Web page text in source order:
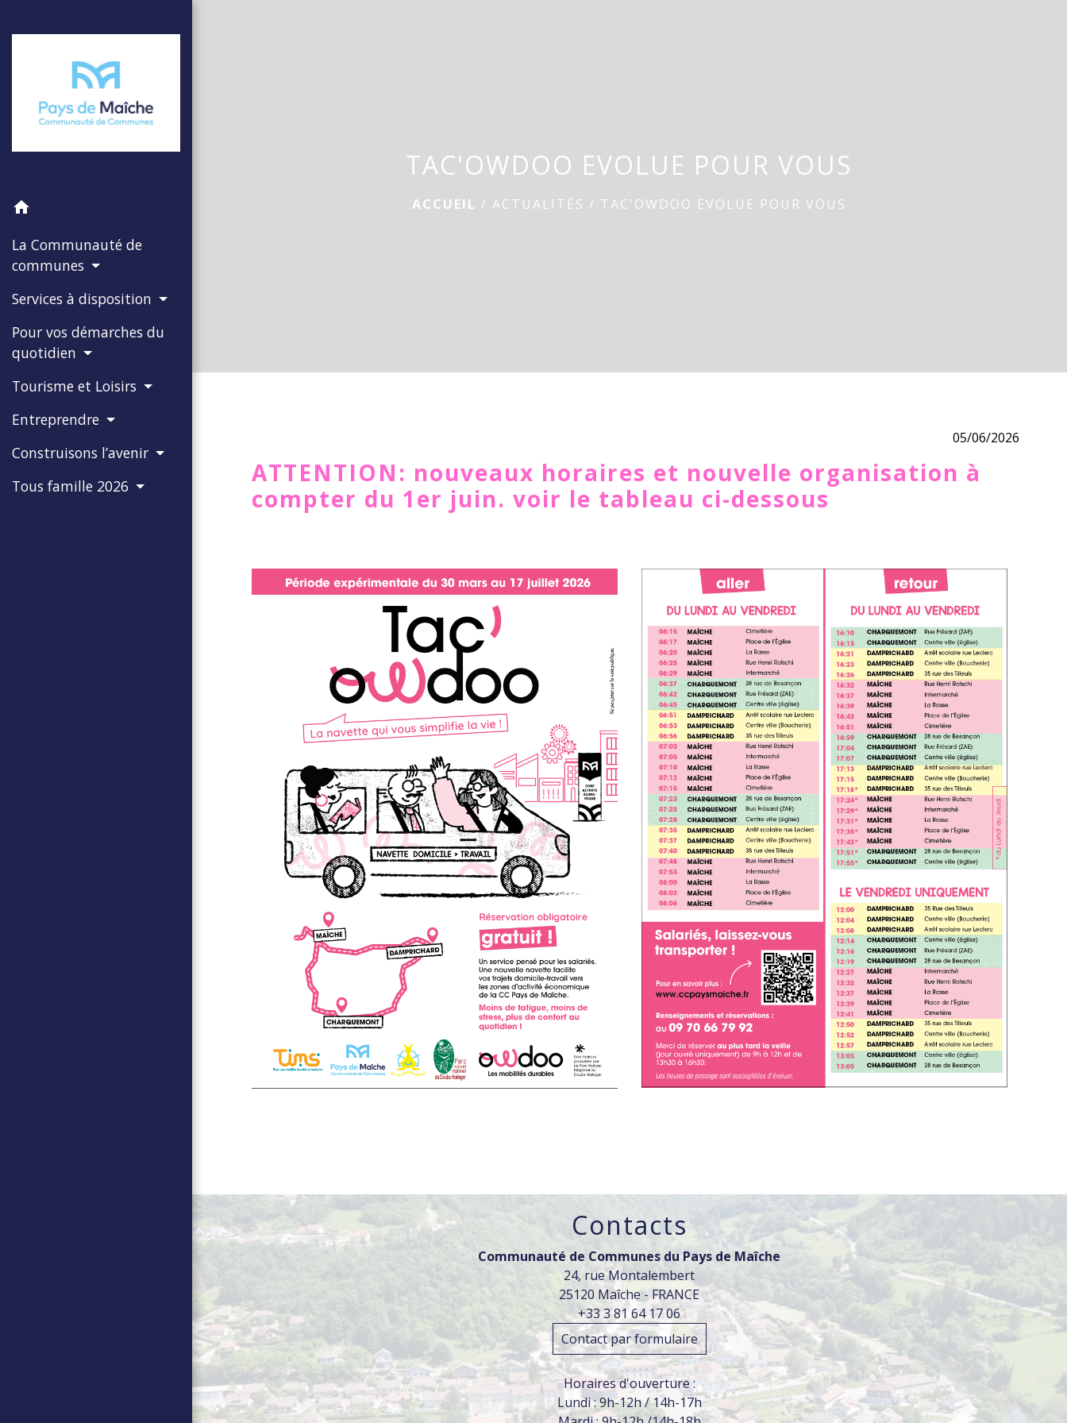
home
La Communauté de
communes
Services à disposition
Pour vos démarches du
quotidien
Tourisme et Loisirs
Entreprendre
Construisons l’avenir
Tous famille 2026
TAC'OWDOO EVOLUE POUR VOUS
ACCUEIL /ACTUALITÉS / TAC'OWDOO EVOLUE POUR VOUS
05/06/2026
ATTENTION: nouveaux horaires et nouvelle organisation à
compter du 1er juin. voir le tableau ci-dessous
Contacts
Communauté de Communes du Pays de Maîche
24, rue Montalembert
25120 Maîche - FRANCE
+33 3 81 64 17 06
Contact par formulaire
Horaires d'ouverture :
Lundi : 9h-12h / 14h-17h